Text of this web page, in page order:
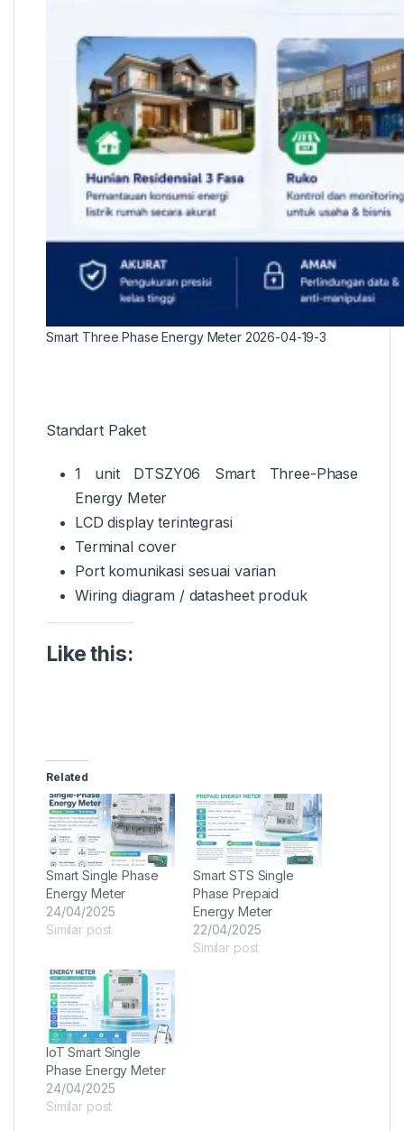
Smart Three Phase Energy Meter 2026-04-19-3
Standart Paket
1 unit DTSZY06 Smart Three-Phase
Energy Meter
LCD display terintegrasi
Terminal cover
Port komunikasi sesuai varian
Wiring diagram / datasheet produk
Like this:
Related
Smart Single Phase
Energy Meter
24/04/2025
Similar post
Smart STS Single
Phase Prepaid
Energy Meter
22/04/2025
Similar post
IoT Smart Single
Phase Energy Meter
24/04/2025
Similar post